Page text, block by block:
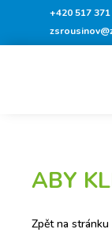
+420 517
ABY
Zpět na